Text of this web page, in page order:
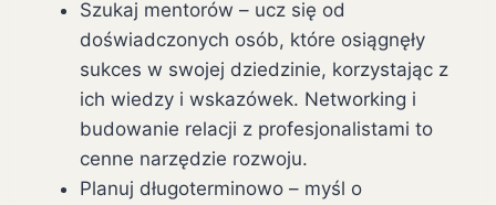
Szukaj mentorów – ucz się od
doświadczonych osób, które osiągnęły
sukces w swojej dziedzinie, korzystając z
ich wiedzy i wskazówek. Networking i
budowanie relacji z profesjonalistami to
cenne narzędzie rozwoju.
Planuj długoterminowo – myśl o